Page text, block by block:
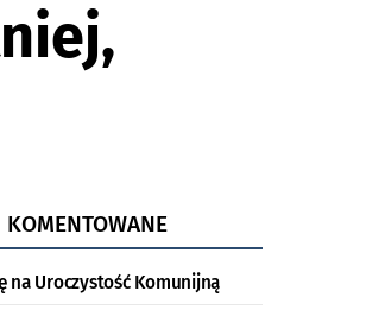
KOMENTOWANE
na Uroczystość Komunijną